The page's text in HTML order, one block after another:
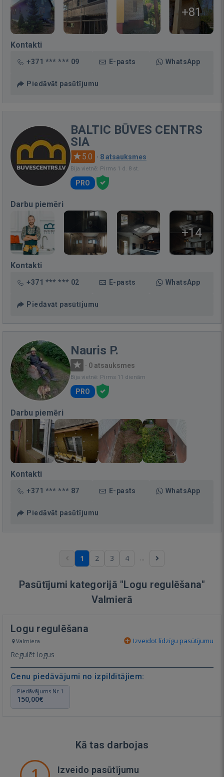
+81
Kontakti
+371 *** *** 09 E-pasts WhatsApp
Piedāvāt pasūtījumu
BALTIC BŪVES CENTRS
SIA
5.0 · 8 atsauksmes
Bija vietnē: Pirms 1 d. 8 st.
PRO
Darbu piemēri
+14
Kontakti
+371 *** *** 02 E-pasts WhatsApp
Piedāvāt pasūtījumu
Nauris P.
· 0 atsauksmes
Bija vietnē: Pirms 11 dienām
PRO
Darbu piemēri
Kontakti
+371 *** *** 87 E-pasts WhatsApp
Piedāvāt pasūtījumu
1 2 3 4 ...
Pasūtījumi kategorijā "Logu regulēšana"
Valmierā
Logu regulēšana
Valmiera Izveidot līdzīgu pasūtījumu
Regulēt logus
Cenu piedāvājumi no izpildītājiem:
Piedāvājums Nr.1
150,00€
Kā tas darbojas
Izveido pasūtījumu